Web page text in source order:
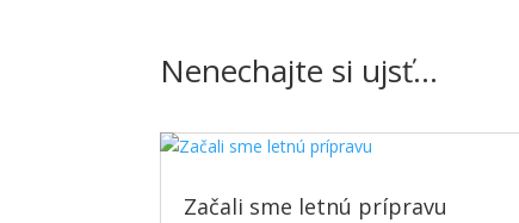
Nenechajte si ujsť…
Začali sme letnú prípravu